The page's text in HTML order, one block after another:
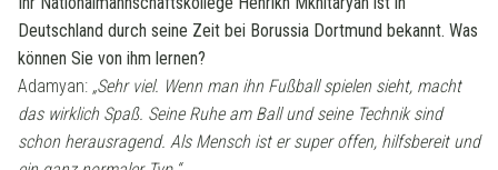
Deutschland durch seine Zeit bei Borussia Dortmund bekannt. Was
können Sie von ihm lernen?
Adamyan: „Sehr viel. Wenn man ihn Fußball spielen sieht, macht
das wirklich Spaß. Seine Ruhe am Ball und seine Technik sind
schon herausragend. Als Mensch ist er super offen, hilfsbereit und